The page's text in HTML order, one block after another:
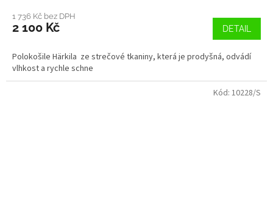
1 736 Kč bez DPH
2 100 Kč DETAIL
Polokošile Härkila ze strečové tkaniny, která je prodyšná, odvádí
vlhkost a rychle schne
Kód: 10228/S